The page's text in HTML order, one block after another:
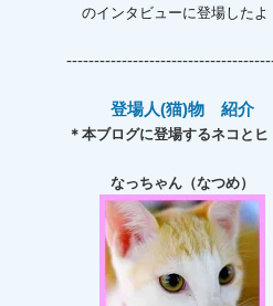
のインタビューに登場したよ
登場人(猫)物 紹介
＊本ブログに登場するネコとヒ
なっちゃん（なつめ）